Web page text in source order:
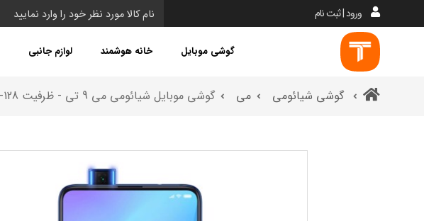
ورود | ثبت نام
گوشی موبایل خانه هوشمند لوازم جانبی
گوشی شیائومی می گوشی موبایل شیائومی می 9 تی - ظرفیت 128-6 گیگابایت